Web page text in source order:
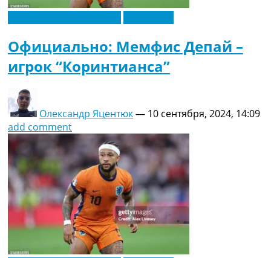
Официально: Мемфис Депай –
игрок “Коринтианса”
Олександр Яцентюк— 10 сентября, 2024, 14:09
add comment